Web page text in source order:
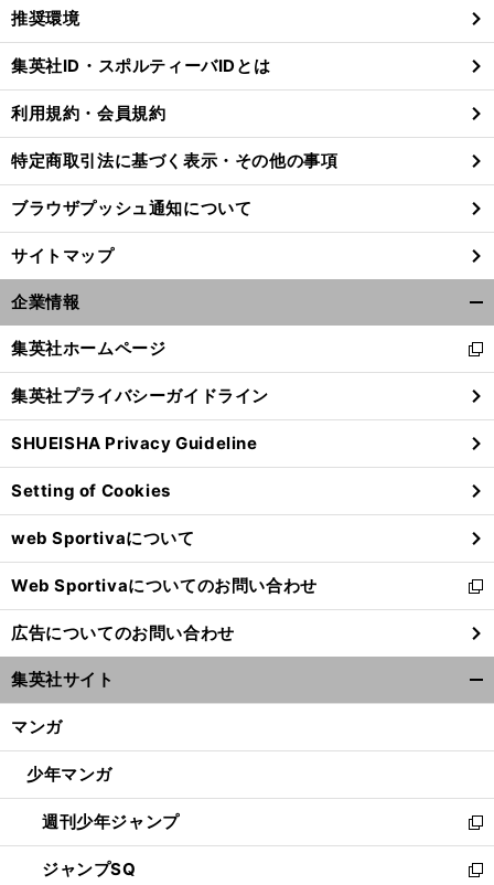
閉
る
推奨環境
集英社ID・スポルティーバIDとは
利用規約・会員規約
特定商取引法に基づく表示・その他の事項
ブラウザプッシュ通知について
サイトマップ
企業情報
閉
る
集英社ホームページ
新
し
い
ウ
ィ
ン
ド
ウ
で
開
く
集英社プライバシーガイドライン
SHUEISHA Privacy Guideline
Setting of Cookies
web Sportivaについて
Web Sportivaについてのお問い合わせ
新
し
い
ウ
ィ
ン
ウ
開
く
広告についてのお問い合わせ
集英社サイト
マンガ
少年マンガ
週刊少年ジャンプ
新
し
い
ジャンプSQ
新